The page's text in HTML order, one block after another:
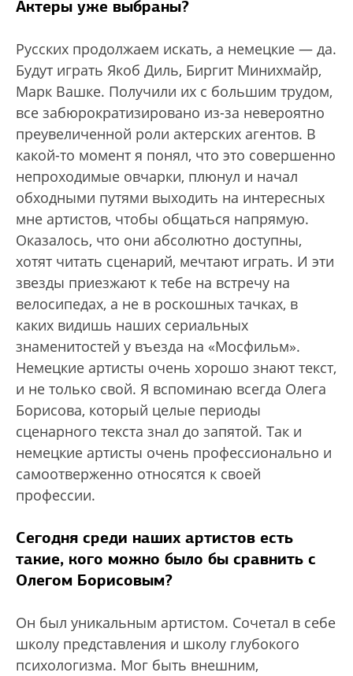
Актеры уже выбраны?
Русских продолжаем искать, а немецкие — да.
Будут играть Якоб Диль, Биргит Минихмайр,
Марк Вашке. Получили их с большим трудом,
все забюрократизировано из-за невероятно
преувеличенной роли актерских агентов. В
какой-то момент я понял, что это совершенно
непроходимые овчарки, плюнул и начал
обходными путями выходить на интересных
мне артистов, чтобы общаться напрямую.
Оказалось, что они абсолютно доступны,
хотят читать сценарий, мечтают играть. И эти
звезды приезжают к тебе на встречу на
велосипедах, а не в роскошных тачках, в
каких видишь наших сериальных
знаменитостей у въезда на «Мосфильм».
Немецкие артисты очень хорошо знают текст,
и не только свой. Я вспоминаю всегда Олега
Борисова, который целые периоды
сценарного текста знал до запятой. Так и
немецкие артисты очень профессионально и
самоотверженно относятся к своей
профессии.
Сегодня среди наших артистов есть
такие, кого можно было бы сравнить с
Олегом Борисовым?
Он был уникальным артистом. Сочетал в себе
школу представления и школу глубокого
психологизма. Мог быть внешним,